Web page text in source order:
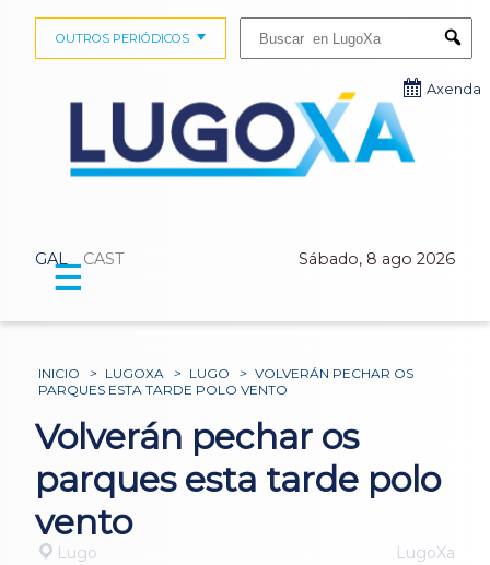
GAL CAST Sábado, 8 ago 2026
OUTROS PERIÓDICOS
Axenda
☰
INICIO > LUGOXA > LUGO > VOLVERÁN PECHAR OS
PARQUES ESTA TARDE POLO VENTO
Volverán pechar os
parques esta tarde polo
vento
Lugo LugoXa